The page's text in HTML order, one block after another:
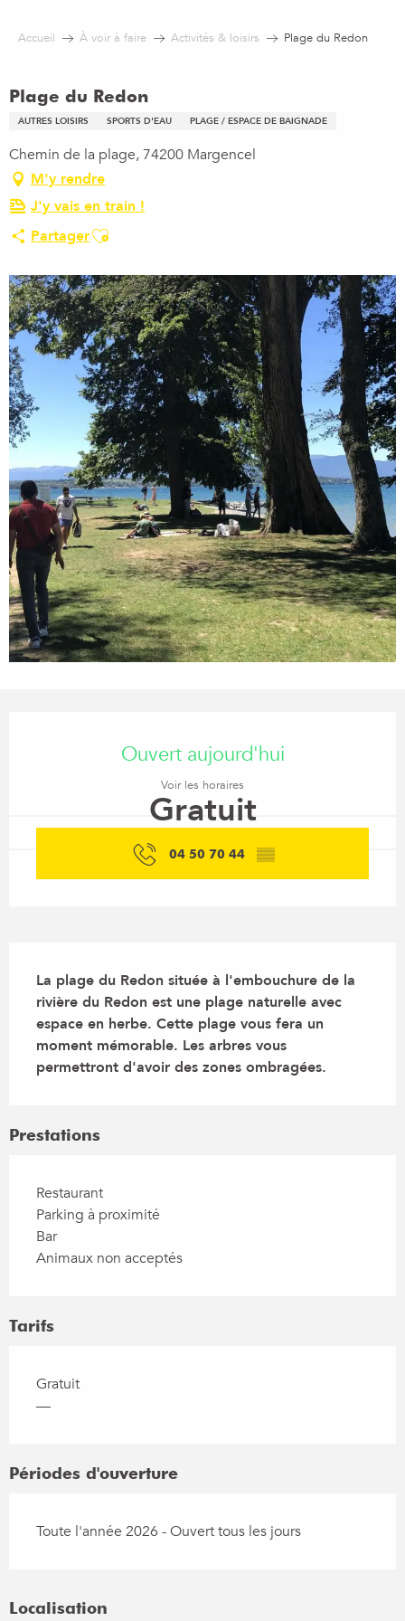
Accueil À voir à faire Activités & loisirs Plage du Redon
Plage du Redon
AUTRES LOISIRS SPORTS D'EAU PLAGE / ESPACE DE BAIGNADE
Chemin de la plage, 74200 Margencel
M'y rendre
J'y vais en train !
PartagerAjouter aux favoris
Ouvert aujourd'hui
Voir les horaires
Gratuit
04 50 70 44 ▒▒
La plage du Redon située à l'embouchure de la
rivière du Redon est une plage naturelle avec
espace en herbe. Cette plage vous fera un
moment mémorable. Les arbres vous
permettront d'avoir des zones ombragées.
Prestations
Restaurant
Parking à proximité
Bar
Animaux non acceptés
Tarifs
Gratuit
—
Périodes d'ouverture
Toute l'année 2026 - Ouvert tous les jours
Localisation